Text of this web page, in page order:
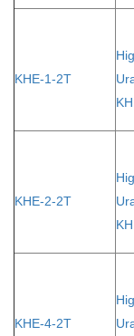
KHE-1-2T
KHE-2-2T
KHE-4-2T